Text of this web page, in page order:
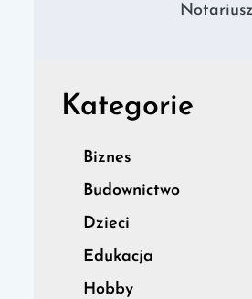
Kategorie
Biznes
Budownictwo
Dzieci
Edukacja
Hobby